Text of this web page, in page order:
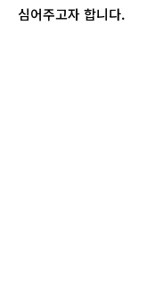
심어주고자 합니다.